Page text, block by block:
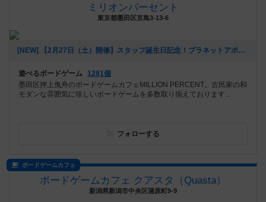
ミリオンパーセント
東京都墨田区京島3-13-6
[NEW] 【2月27日（土）開催】スタッフ誕生日記念！プラネットアポカリプス会！！（2021年02月02日 13時24分）
遊べるボードゲーム
1281個
墨田区押上曳舟のボードゲームカフェMILLION PERCENT。古民家の和
モダンな雰囲気に珍しいボードゲームを多数取り揃えております...
フォローする
ボードゲームカフェ
ボードゲームカフェ クアスタ（Quasta）
新潟県新潟市中央区蒲原町9-9